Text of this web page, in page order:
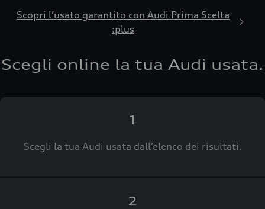
Scopri l’usato garantito con Audi Prima Scelta
:plus
Scegli online la tua Audi usata.
1
Scegli la tua Audi usata dall’elenco dei risultati.
2